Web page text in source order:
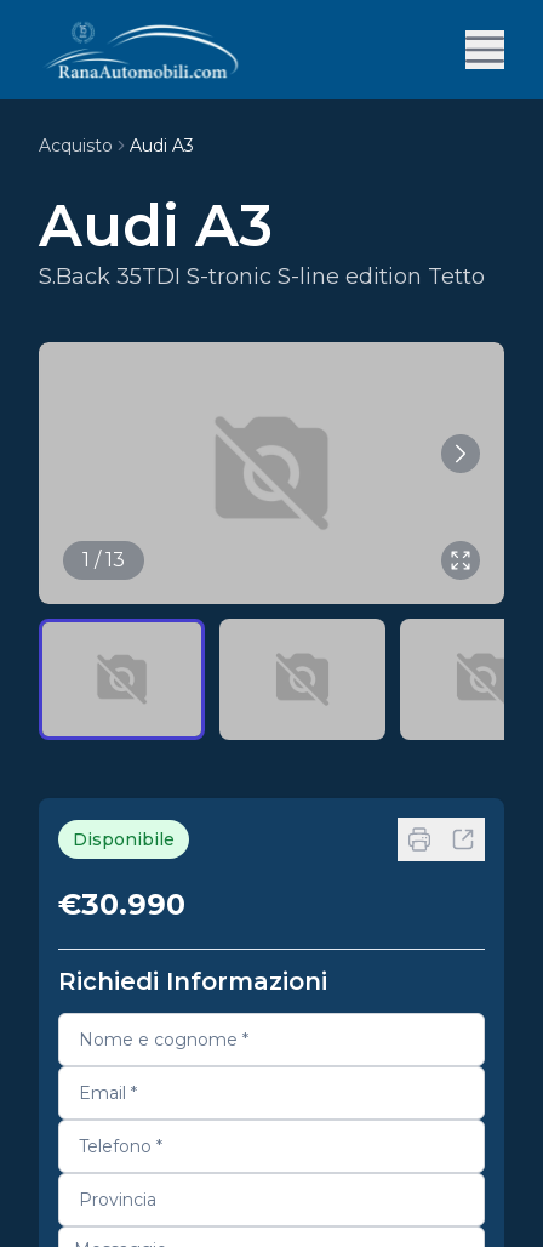
Acquisto Audi A3
Audi A3
S.Back 35TDI S-tronic S-line edition Tetto
1 / 13
Disponibile
€30.990
Richiedi Informazioni